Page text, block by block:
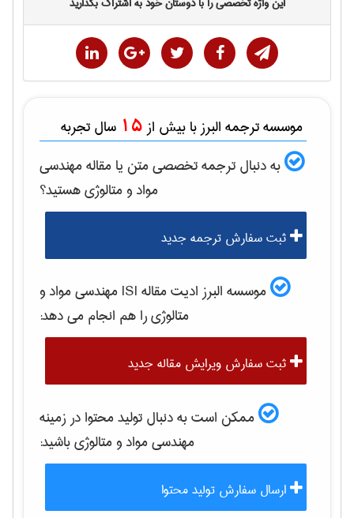
موسسه ترجمه البرز با بیش از 15 سال تجربه
به دنبال ترجمه تخصصی متن یا مقالهمهندسی
مواد و متالوژیهستید؟
ثبت سفارش ترجمه جدید
موسسه البرز ادیت مقاله ISI
مهندسی مواد و
متالوژیرا هم انجام می دهد:
ثبت سفارش ویرایش مقاله جدید
ممکن است به دنبال تولید محتوا در زمینه
مهندسی مواد و متالوژیباشید:
ارسال سفارش تولید محتوا